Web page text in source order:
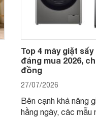
Top 4 máy giặt
đáng mua 2026,
đồng
27/07/2026
Bên cạnh khả năng
hằng ngày, các mẫu